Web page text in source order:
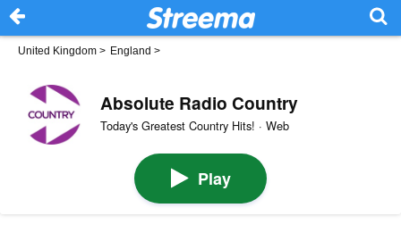
United Kingdom > England >
Absolute Radio Country
Today's Greatest Country Hits! · Web
Play